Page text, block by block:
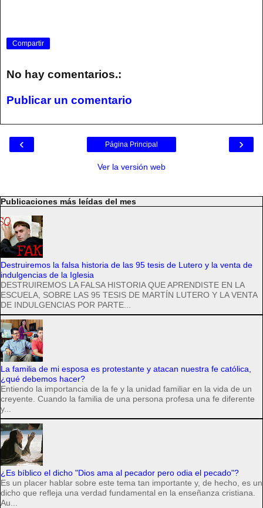
Compartir
No hay comentarios.:
Publicar un comentario
‹ ›
Página Principal
Ver la versión web
Publicaciones más leídas del mes
Destruiremos la falsa historia de las 95 tesis de Lutero y la venta de
indulgencias de la Iglesia
DESTRUIREMOS LA FALSA HISTORIA QUE APRENDISTE EN LA
ESCUELA, SOBRE LAS 95 TESIS DE MARTÍN LUTERO Y LA VENTA
DE INDULGENCIAS POR PARTE...
La familia de mi esposa es protestante y atacan nuestra fe católica,
¿qué debemos hacer?
Entiendo la importancia de la fe y la unidad familiar en la vida de un
creyente. Cuando la familia de una persona profesa una fe diferente
y...
¿Es bíblico el dicho "Dios ama al pecador pero odia el pecado"?
Es un placer hablar sobre este tema tan importante y, de hecho, es un
dicho que refleja una verdad fundamental en la enseñanza cristiana.
Au...